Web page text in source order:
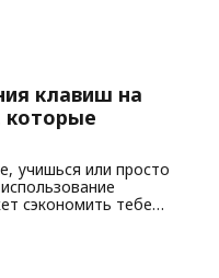
клавиш на
которые
учишься или просто
сэкономить тебе
выполняемые
с